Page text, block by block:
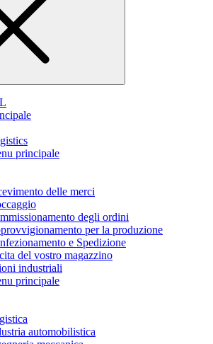
principale
delle merci
degli ordini
per la produzione
e Spedizione
del vostro magazzino
industriali
principale
automobilistica